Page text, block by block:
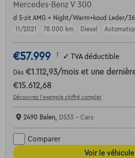
Mercedes-Benz V 300
d 5-zit AMG + Night/Warm+koud Leder/
11/2021
78.000 km Diesel
€57.999 1 ✓ TVA déductible
Dès €1.112,93/mois et une
€15.612,68
Découvrez l’exemple chiffré complet
2490 Balen, DS33 - Cars
Comparer
Voir le véhicule